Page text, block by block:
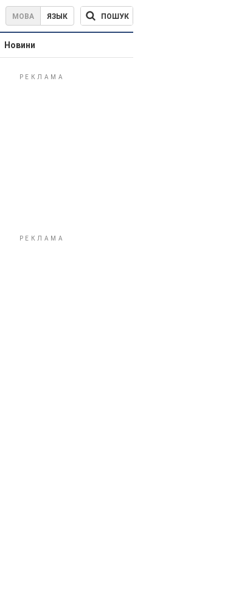
МОВА ЯЗЫК ПОШУК
Новини